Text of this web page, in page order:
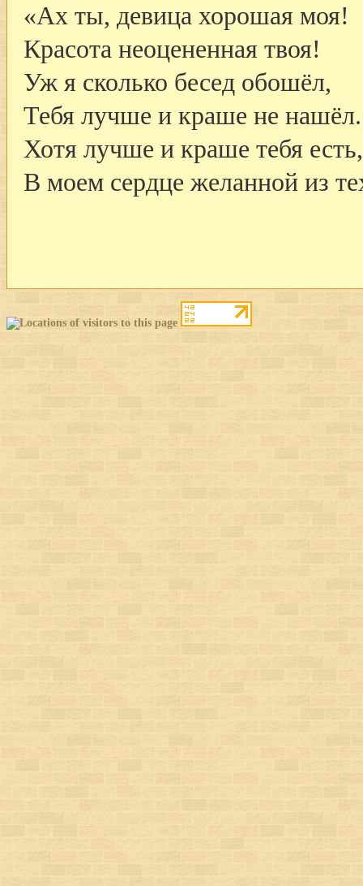
«Ах ты, девица хорошая моя!
Красота неоцененная твоя!
Уж я сколько бесед обошёл,
Тебя лучше и краше не нашёл.
Хотя лучше и краше тебя есть,
В моем сердце желанной из